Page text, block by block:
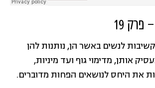
לנשים באשר הן, נותנות להן
אותן, מדימוי גוף ועד מיניות,
את היחס לנושאים הפחות מדוברים.